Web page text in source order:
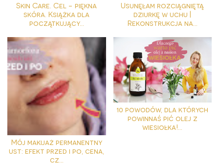
Skin Care. Cel - piękna
skóra. Książka dla
początkujący...
Usunęłam rozciągniętą
dziurkę w uchu |
Rekonstrukcja na...
Mój makijaż permanentny
ust: efekt przed i po, cena,
cz...
10 powodów, dla których
powinnaś pić olej z
wiesiołka!...